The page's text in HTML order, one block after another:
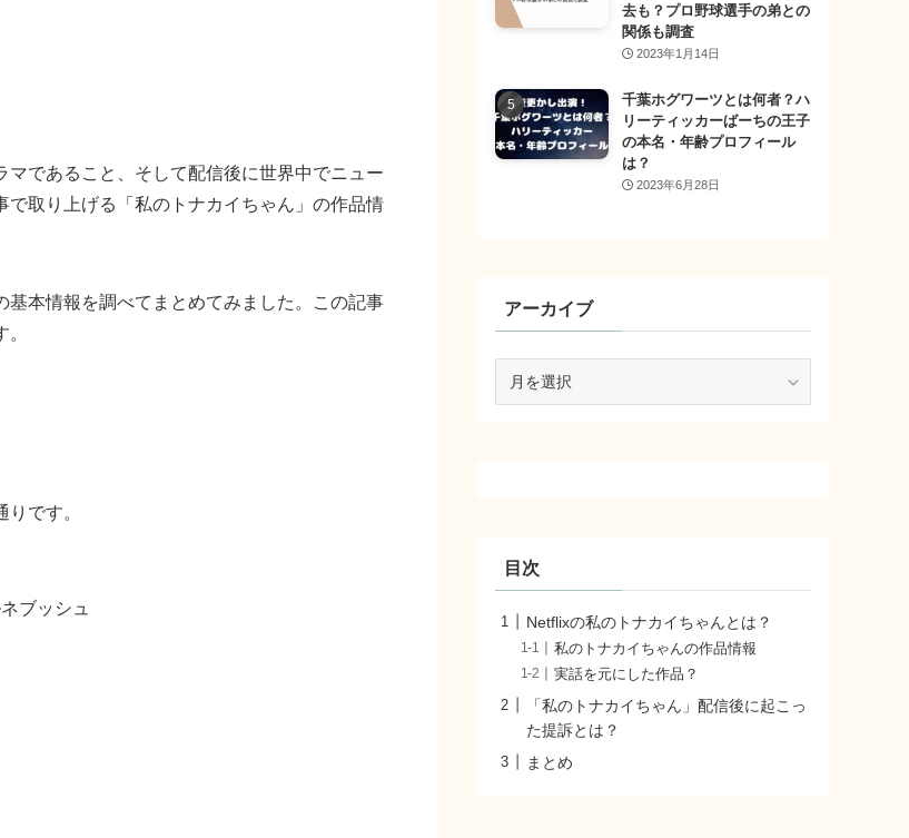
マであること、そして配信後に世界中でニュー
取り上げる「私のトナカイちゃん」の作品情
本情報を調べてまとめてみました。この記事
です。
ブッシュ
去も？プロ野球選手の弟との
関係も調査
2023年1月14日
千葉ホグワーツとは何者？ハ
リーティッカーばーちの王子
の本名・年齢プロフィール
は？
2023年6月28日
アーカイブ
目次
Netflixの私のトナカイちゃんとは？
私のトナカイちゃんの作品情報
実話を元にした作品？
「私のトナカイちゃん」配信後に起こっ
た提訴とは？
まとめ